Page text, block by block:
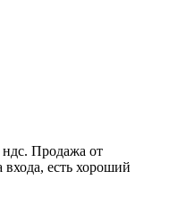
ндс. Продажа от
есть хороший